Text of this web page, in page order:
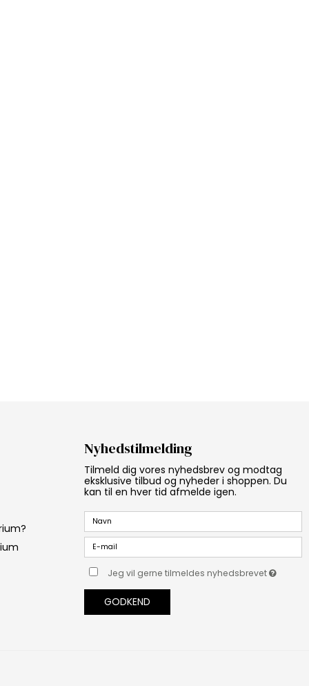
Nyhedstilmelding
Tilmeld dig vores nyhedsbrev og modtag
eksklusive tilbud og nyheder i shoppen. Du
kan til en hver tid afmelde igen.
Jeg vil gerne tilmeldes nyhedsbrevet
GODKEND